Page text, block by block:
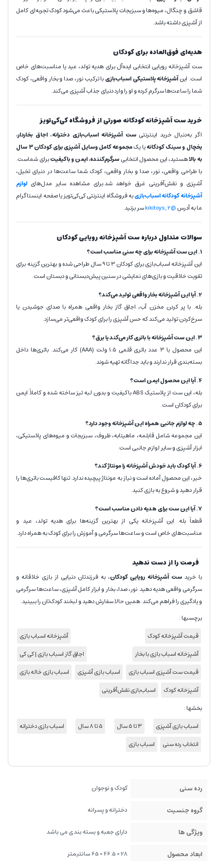
قاشق و چنگال، میوه‌ها و سبزیجات پلاستیکی باعث می‌شود کودک تجربه‌ای کامل
از آشپزی داشته باشد.
هدیه‌ای فوق‌العاده برای کودکان
ست آشپزخانه رویایی انتخابی ایده‌آل برای هدیه تولد، عید یا مناسبت‌های خاص
است. اینآشپزخانه پلاستیکی اسباب‌بازیبا ترکیب نور، صدا و بخار واقعی، کودک
شما را ساعت‌ها سرگرم کرده و او را وارد دنیای جذاب آشپزی می‌کند.
خرید ست آشپزخانه کودکانه صورتی از فروشگاه کی‌کی‌تویز
اگر به‌دنبال خرید اینترنتیست آشپزخانه اسباب‌بازی دخترانه،اجاق بخاردار،
یخچال و سینک کودکانهیا یک
مجموعه کامل وسایل آشپزی برای کودکان 3 سال
به بالاهستید، این محصول انتخابیسرگرم‌کننده، ایمن و باکیفیتبرای شماست.
با طراحی واقعی، نور، صدا و بخار واقعی، کودک شما ساعت‌ها در دنیای تخیل،
آشپزی و نقش‌آفرینی غرق خواهد شد.برای مشاهده سایر مدل‌های لوازم
آشپزخانه کودکانه اسباب‌بازیبه فروشگاه اینترنتی کی‌کی‌تویز یا صفحه اینستاگرام
ما به آدرس@kikitoys_2 سر بزنید.
سوالات متداول درباره ست آشپزخانه رویایی کودکان
1. این ست آشپزخانه برای چه سنی مناسب است؟
این آشپزخانه اسباب‌بازی برای کودکان 3 تا 9 سال طراحی شده و بهترین گزینه برای
تقویت خلاقیت و بازی‌های نمایشی در سنین پیش‌دبستانی و دبستان است.
2. آیا این آشپزخانه بخار واقعی تولید می‌کند؟
بله. با پر کردن مخزن آب، اجاق گاز بخار واقعی همراه با صدای جوشیدن یا
سرخ‌کردن تولید می‌کند که حس آشپزی را برای کودک واقعی‌تر می‌سازد.
3. این ست آشپزخانه با باتری کار می‌کند یا برق؟
این محصول با 3 عدد باتری قلمی 1.5 ولت (AAA) کار می‌کند. باتری‌ها داخل
بسته‌بندی قرار ندارند و باید جداگانه تهیه شوند.
4. آیا این محصول ایمن است؟
بله، این ست از پلاستیک ABS باکیفیت و بدون لبه تیز ساخته شده و کاملاً ایمن
برای کودکان است.
5. چه لوازم جانبی همراه این آشپزخانه وجود دارد؟
این مجموعه شامل قابلمه، ماهیتابه، ظروف، سبزیجات و میوه‌های پلاستیکی،
ابزار آشپزی و سایر لوازم جانبی است.
6. آیا کودک باید خودش آشپزخانه را مونتاژ کند؟
خیر، این محصول آماده است و نیاز به مونتاژ پیچیده ندارد. تنها کافیست باتری‌ها را
قرار دهید و شروع به بازی کنید.
7. آیا این ست برای هدیه دادن مناسب است؟
قطعاً بله. این آشپزخانه یکی از بهترین گزینه‌ها برای هدیه تولد، عید و
مناسبت‌های خاص است و ساعت‌ها سرگرمی و آموزش را برای کودک به همراه دارد.
فرصت را از دست ندهید
با خریدست آشپزخانه رویایی کودکان، به فرزندتان دنیایی از بازی خلاقانه و
سرگرمی واقعی هدیه دهید. نور، صدا، بخار و ابزار کامل آشپزی، ساعت‌ها سرگرمی
و یادگیری را فراهم می‌کند. همین حالا سفارش دهید و لبخند کودک‌تان را ببینید.
برچسبها :
قیمت آشپزخانه کودک
آشپزخانه اسباب بازی
آشپزخانه اسباب بازی با بخار
اجاق گاز اسباب بازی | کی کی
قیمت ست آشپزی اسباب بازی
اسباب بازی آشپزی
اسباب بازی خاله بازی
آشپزخانه کودک
اسباب‌بازی نقش‌آفرینی
بخشها :
اسباب بازی آشپزی
3 تا 5 سال 5 تا 8 سال
اسباب بازی دخترانه
انتخاب رده سنی
اسباب بازی
رده سنی کودک و نوجوان
گروه جنسیت دخترانه و پسرانه
ویژگی ها دارای جعبه و بسته بندی می باشد
ابعاد محصول 28 × 46.5 × 65 سانتیمتر